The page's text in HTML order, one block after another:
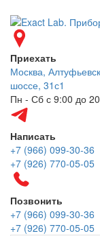
Приехать
Москва,
шоссе, 31с1
Пн - Сб с 9:00 до
Написать
+7 (966) 099-30-36
+7 (926) 770-05-05
Позвонить
+7 (966) 099-30-36
+7 (926) 770-05-05